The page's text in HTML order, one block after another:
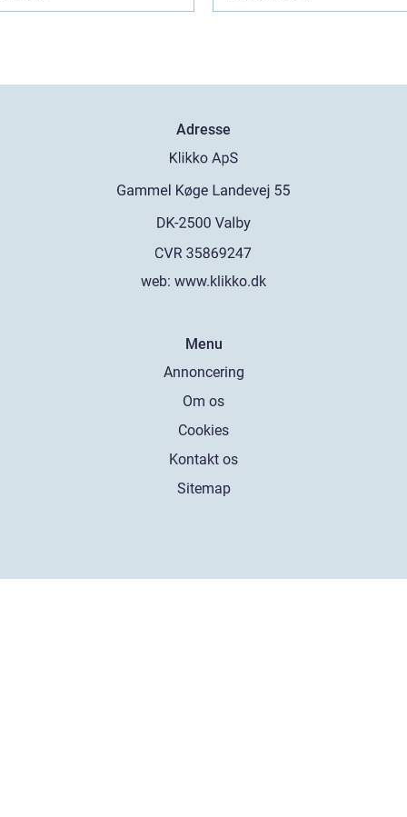
Adresse
web: www.klikko.dk
Menu
Annoncering
Om os
Cookies
Kontakt os
Sitemap